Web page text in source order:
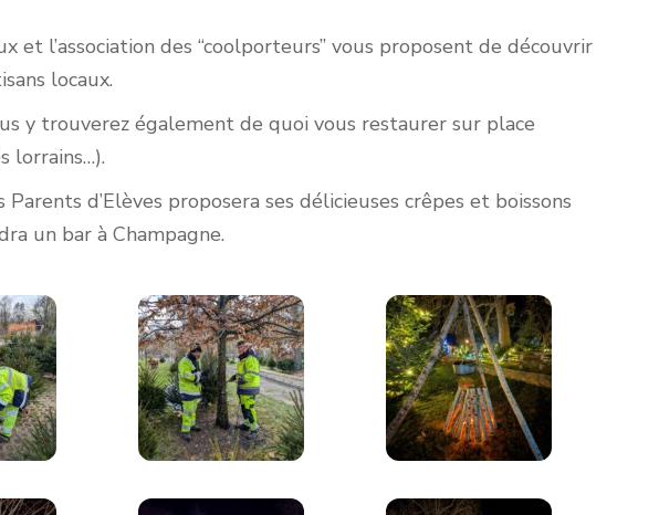
et l’association des “coolporteurs” vous proposent de découvrir
locaux.
y trouverez également de quoi vous restaurer sur place
lorrains…).
Parents d’Elèves proposera ses délicieuses crêpes et boissons
un bar à Champagne.